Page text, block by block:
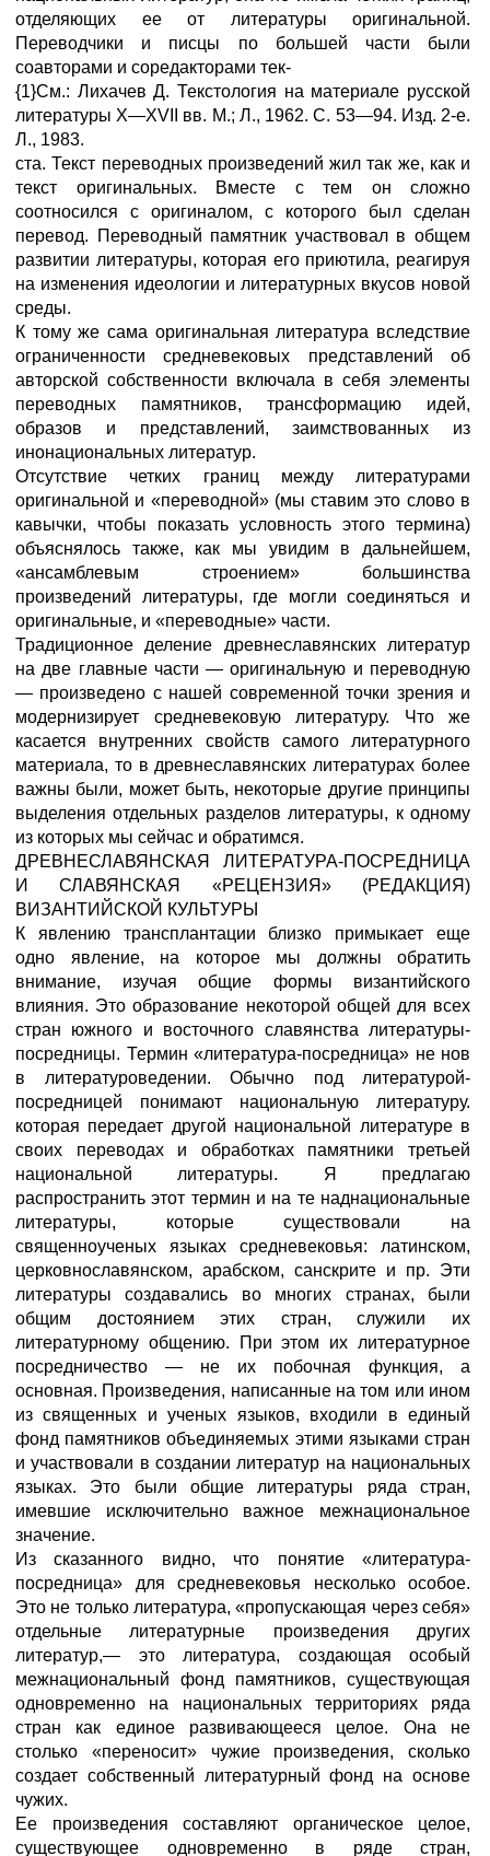
отделяющих ее от литературы оригинальной.
Переводчики и писцы по большей части были
соавторами и соредакторами тек-
{1}См.: Лихачев Д. Текстология на материале русской
литературы X—XVII вв. М.; Л., 1962. С. 53—94. Изд. 2-е.
Л., 1983.
ста. Текст переводных произведений жил так же, как и
текст оригинальных. Вместе с тем он сложно
соотносился с оригиналом, с которого был сделан
перевод. Переводный памятник участвовал в общем
развитии литературы, которая его приютила, реагируя
на изменения идеологии и литературных вкусов новой
среды.
К тому же сама оригинальная литература вследствие
ограниченности средневековых представлений об
авторской собственности включала в себя элементы
переводных памятников, трансформацию идей,
образов и представлений, заимствованных из
инонациональных литератур.
Отсутствие четких границ между литературами
оригинальной и «переводной» (мы ставим это слово в
кавычки, чтобы показать условность этого термина)
объяснялось также, как мы увидим в дальнейшем,
«ансамблевым строением» большинства
произведений литературы, где могли соединяться и
оригинальные, и «переводные» части.
Традиционное деление древнеславянских литератур
на две главные части — оригинальную и переводную
— произведено с нашей современной точки зрения и
модернизирует средневековую литературу. Что же
касается внутренних свойств самого литературного
материала, то в древнеславянских литературах более
важны были, может быть, некоторые другие принципы
выделения отдельных разделов литературы, к одному
из которых мы сейчас и обратимся.
ДРЕВНЕСЛАВЯНСКАЯ ЛИТЕРАТУРА-ПОСРЕДНИЦА
И СЛАВЯНСКАЯ «РЕЦЕНЗИЯ» (РЕДАКЦИЯ)
ВИЗАНТИЙСКОЙ КУЛЬТУРЫ
К явлению трансплантации близко примыкает еще
одно явление, на которое мы должны обратить
внимание, изучая общие формы византийского
влияния. Это образование некоторой общей для всех
стран южного и восточного славянства литературы-
посредницы. Термин «литература-посредница» не нов
в литературоведении. Обычно под литературой-
посредницей понимают национальную литературу.
которая передает другой национальной литературе в
своих переводах и обработках памятники третьей
национальной литературы. Я предлагаю
распространить этот термин и на те наднациональные
литературы, которые существовали на
священноученых языках средневековья: латинском,
церковнославянском, арабском, санскрите и пр. Эти
литературы создавались во многих странах, были
общим достоянием этих стран, служили их
литературному общению. При этом их литературное
посредничество — не их побочная функция, а
основная. Произведения, написанные на том или ином
из священных и ученых языков, входили в единый
фонд памятников объединяемых этими языками стран
и участвовали в создании литератур на национальных
языках. Это были общие литературы ряда стран,
имевшие исключительно важное межнациональное
значение.
Из сказанного видно, что понятие «литература-
посредница» для средневековья несколько особое.
Это не только литература, «пропускающая через себя»
отдельные литературные произведения других
литератур,— это литература, создающая особый
межнациональный фонд памятников, существующая
одновременно на национальных территориях ряда
стран как единое развивающееся целое. Она не
столько «переносит» чужие произведения, сколько
создает собственный литературный фонд на основе
чужих.
Ее произведения составляют органическое целое,
существующее одновременно в ряде стран,